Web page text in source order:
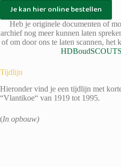
Je kan hier online bestellen
Heb je originele documenten of
archief nog meer kunnen laten
of om door ons te laten scannen, het
HDBoudSCOUTS
Tijdlijn
Hieronder vind je een tijdlijn met
“Vlantikoe“ van 1919 tot 1995.
(In opbouw)